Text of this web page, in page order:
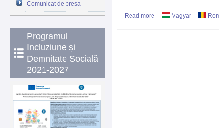
Comunicat de presa
Programul
Incluziune și
Demnitate Socială
2021-2027
Read more about REZULTAT
Magyar